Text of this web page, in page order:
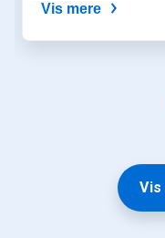
Vis mere